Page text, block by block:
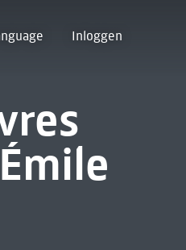
Inloggen